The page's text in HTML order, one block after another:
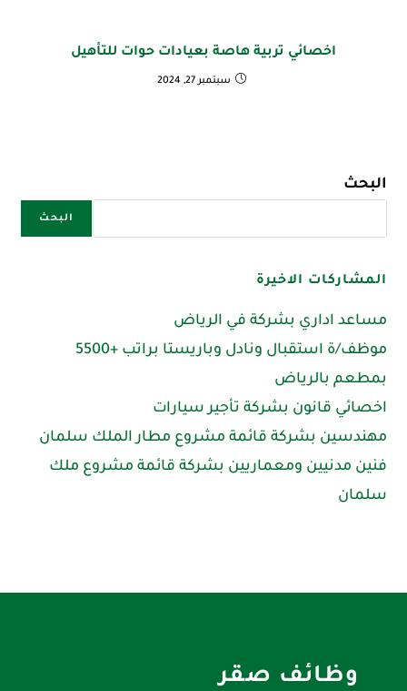
اخصائي تربية هاصة بعيادات حوات للتأهيل
سبتمبر 27, 2024
البحث
البحث
المشاركات الاخيرة
مساعد اداري بشركة في الرياض
موظف/ة استقبال ونادل وباريستا براتب +5500
بمطعم بالرياض
اخصائي قانون بشركة تأجير سيارات
مهندسين بشركة قائمة مشروع مطار الملك سلمان
فنين مدنيين ومعماريين بشركة قائمة مشروع ملك
سلمان
وظائف صقر